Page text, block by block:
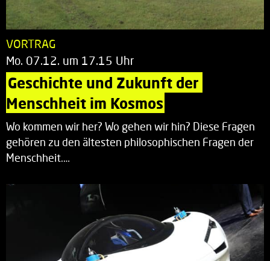
VORTRAG
Mo. 07.12. um 17.15 Uhr
Geschichte und Zukunft der
Menschheit im Kosmos
Wo kommen wir her? Wo gehen wir hin? Diese Fragen
gehören zu den ältesten philosophischen Fragen der
Menschheit.…